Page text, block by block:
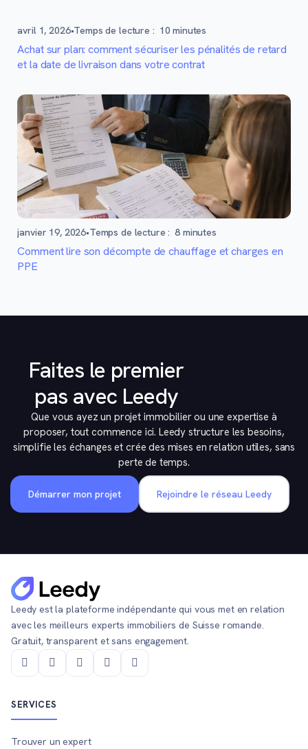
avril 1, 2026•Temps de lecture : 10 minutes
Achat sur plan: comment sécuriser les pénalités de retard
et la date de livraison dans votre contrat
janvier 19, 2026•Temps de lecture : 8 minutes
Comment lire son décompte de chauffage et charges en
PPE
Faites le premier
pas avec Leedy
Que vous ayez un projet immobilier ou une expertise à
proposer, tout commence ici. Leedy structure les besoins,
simplifie les échanges et crée des mises en relation utiles, sans
perte de temps.
Démarrer mon projet Rejoindre le réseau Leedy
Leedy est la plateforme indépendante qui vous met en relation
avec les meilleurs experts immobiliers de Suisse romande.
Gratuit, transparent et sans engagement.
SERVICES
Trouver un expert